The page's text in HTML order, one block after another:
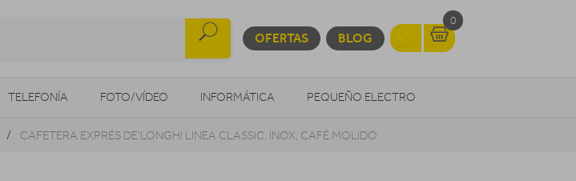
OFERTAS BLOG
0
TELEFONÍA FOTO/VÍDEO INFORMÁTICA PEQUEÑO ELECTRO
NAVEGADORES GPS CONSOLAS OTROS
CAFETERA EXPRÉS DE’LONGHI LINEA CLASSIC, INOX, CAFÉ MOLIDO